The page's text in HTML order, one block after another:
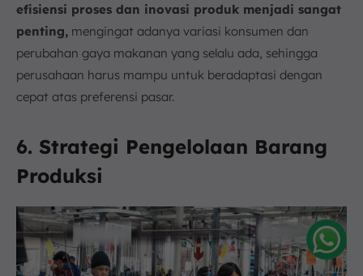
efisiensi proses dan inovasi produk menjadi sangat
penting, mengingat adanya variasi konsumen dan
perubahan gaya makanan yang selalu ada, sehingga
perusahaan harus mampu untuk beradaptasi dengan
cepat atas preferensi pasar.
6. Strategi Pengelolaan Barang
Produksi
Amelia